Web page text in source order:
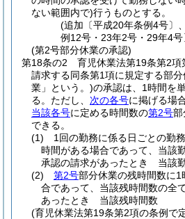
ない範囲内で)行うものとする。
(追加〔平成20年条例4号〕
例12号・23年2号・29年4号
(第2号部分休業の承認)
第18条の2
育児休業法第19条第2
請求する同条第1項に規定する部分
業」という。)の承認は、1時間を
る。 ただし、 次の各号に掲げる場
当該各号に定める時間数の第2号部
できる。
(1)
1回の勤務に係る日ごとの勤
時間がある場合であって、当該
承認の請求があったとき 当該
(2)
第2号部分休業の残時間数に
合であって、当該残時間数の全
あったとき 当該残時間数
(育児休業法第19条第2項の条例で